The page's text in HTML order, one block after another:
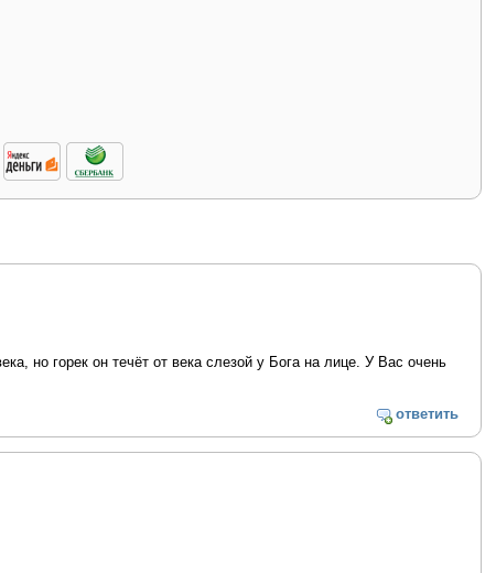
но горек он течёт от века слезой у Бога на лице. У Вас очень
ответить